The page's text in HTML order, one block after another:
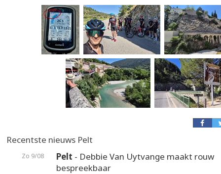
Recentste nieuws Pelt
Zo 9/08 Pelt - Debbie Van Uytvange maakt rouw
bespreekbaar